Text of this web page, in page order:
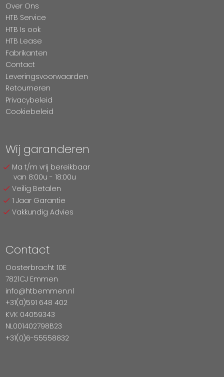
Over Ons
HTB Service
HTB Is ook
HTB Lease
Fabrikanten
Contact
Leveringsvoorwaarden
Retourneren
Privacybeleid
Cookiebeleid
Wij garanderen
Ma t/m vrij bereikbaar
van 8:00u - 18:00u
Veilig Betalen
1 Jaar Garantie
Vakkundig Advies
Contact
Oosterbracht 10E
7821CJ Emmen
info@htbemmen.nl
+31(0)591 648 402
KVK 04059343
NL001402798B23
+31(0)6-55558832